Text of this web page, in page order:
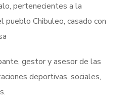
pertenecientes a la
pueblo Chibuleo, casado con
gestor y asesor de las
deportivas, sociales,